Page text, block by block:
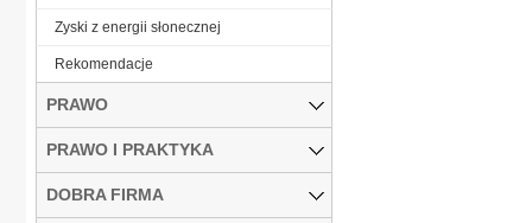
Zyski z energii słonecznej
­Rekomendacje
PRAWO
PRAWO I PRAKTYKA
DOBRA FIRMA